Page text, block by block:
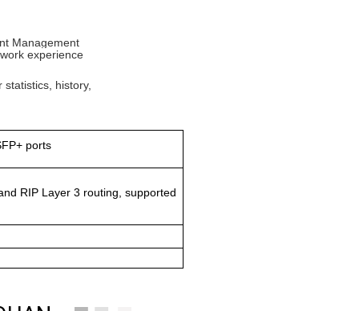
Management
experience
history,
ports
RIP Layer 3 routing, supported